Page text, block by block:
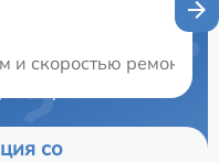
и скоростью
со